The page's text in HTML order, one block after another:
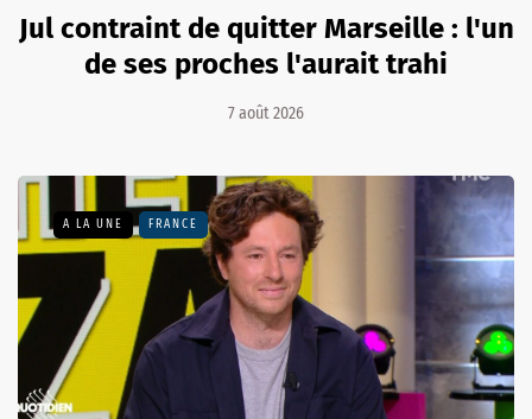
Jul contraint de quitter Marseille : l'un
de ses proches l'aurait trahi
7 août 2026
A LA UNE FRANCE